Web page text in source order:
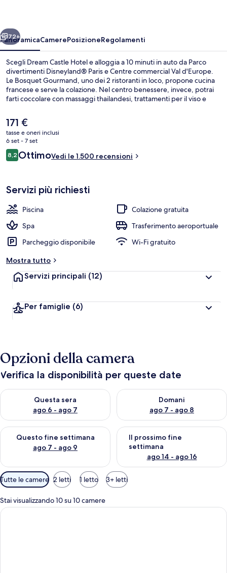
Avanti
72+
PanoramicaCamerePosizioneRegolamenti
Scegli Dream Castle Hotel e alloggia a 10 minuti in auto da Parco
divertimenti Disneyland® Paris e Centre commercial Val d'Europe.
Le Bosquet Gourmand, uno dei 2 ristoranti in loco, propone cucina
francese e serve la colazione. Nel centro benessere, invece, potrai
farti coccolare con massaggi thailandesi, trattamenti per il viso e
coperta, un bar a bordo piscina e una palestra. Le recensioni dei
viaggiatori lodano la piscina e il personale gentile.
Il
prezzo
attuale
è
171 €
171 €
tasse e oneri inclusi
6 set - 7 set
Recensioni
8,28,2 su 10
OttimoVedi le 1.500 recensioni
Servizi più richiesti
Piscina
Colazione gratuita
Spa
Trasferimento aeroportuale
Parcheggio disponibile
Wi-Fi gratuito
Mostra tutto
Servizi principali (12)
Per famiglie (6)
Opzioni della camera
Verifica la disponibilità per queste date
Questa sera
ago 6 - ago 7
Verifica la disponibilità per questa sera, ago 6 - ago 7
Domani
ago 7 - ago 8
Verifica la disponibilità per
Questo fine settimana
ago 7 - ago 9
Verifica la disponibilità per questo fine settimana, ago 7 - ago
Il prossimo fine
settimana
ago 14 - ago 16
Verifica la disponibilità per il
Filtri
disponibili
per
le
Tutte le camere 2 letti 1 letto 3+ letti
Stai visualizzando 10 su 10 camere